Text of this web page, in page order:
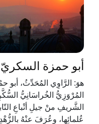
أبو حمزة السكريّ
هوَ: الرَّاوِي المُحَدِّثُ، أبو
المُرْوَزِيُّ الخُراسَانِيُّ
الشَّريفِ منْ جيلِ أتْباعِ
عُلمائِها، وعُرَفَ عنْهُ